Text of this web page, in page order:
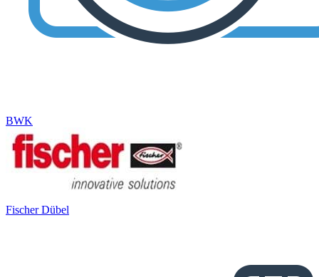
BWK
Fischer Dübel